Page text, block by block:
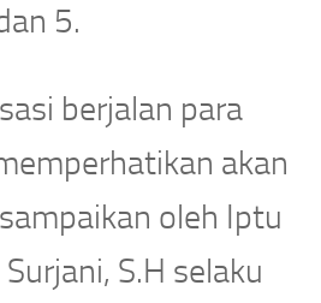
5.
berjalan para
akan
oleh Iptu
S.H selaku